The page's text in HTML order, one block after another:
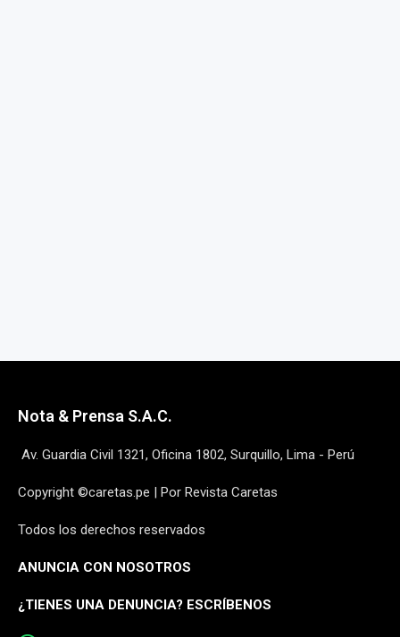
Nota & Prensa S.A.C.
Av. Guardia Civil 1321, Oficina 1802, Surquillo, Lima - Perú
Copyright ©caretas.pe | Por Revista Caretas
Todos los derechos reservados
ANUNCIA CON NOSOTROS
¿TIENES UNA DENUNCIA? ESCRÍBENOS